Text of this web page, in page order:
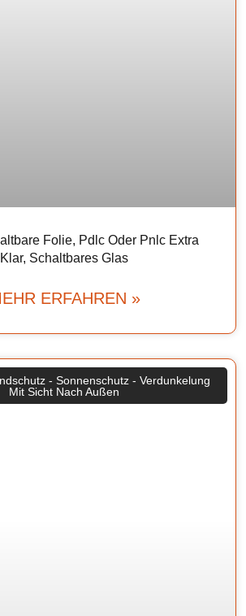
Folie, Pdlc Oder Pnlc Extra
Klar, Schaltbares Glas
ERFAHREN »
- Sonnenschutz - Verdunkelung
Mit Sicht Nach Außen